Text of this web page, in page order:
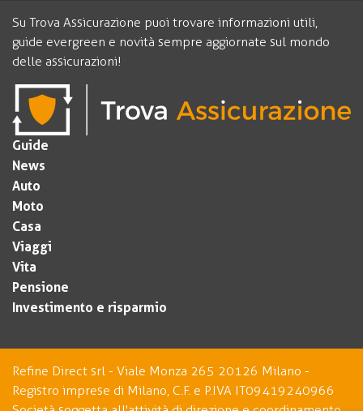
Su Trova Assicurazione puoi trovare informazioni utili,
guide evergreen e novità sempre aggiornate sul mondo
delle assicurazioni!
Guide
News
Auto
Moto
Casa
Viaggi
Vita
Pensione
Investimento e risparmio
Refine Direct srl - Viale Monza 265 20126 Milano -
Registro imprese di Milano, C.F. e P.IVA IT09419240966